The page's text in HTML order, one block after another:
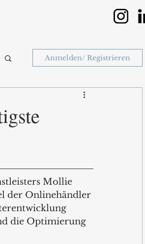
Anmelden/ Registrieren
Mollie
der Onlinehändler
die Optimierung